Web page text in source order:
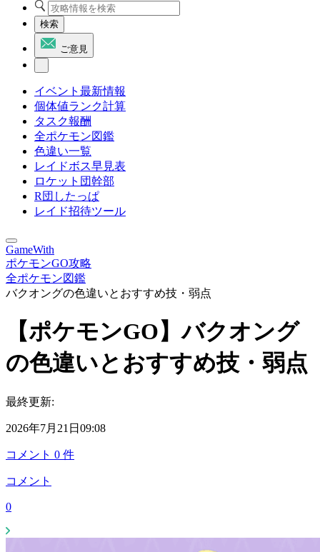
検索
ご意見
イベント最新情報
個体値ランク計算
タスク報酬
全ポケモン図鑑
色違い一覧
レイドボス早見表
ロケット団幹部
R団したっぱ
レイド招待ツール
GameWith
ポケモンGO攻略
全ポケモン図鑑
バクオングの色違いとおすすめ技・弱点
【ポケモンGO】バクオング
の色違いとおすすめ技・弱点
最終更新:
2026年7月21日09:08
コメント 0 件
コメント
0